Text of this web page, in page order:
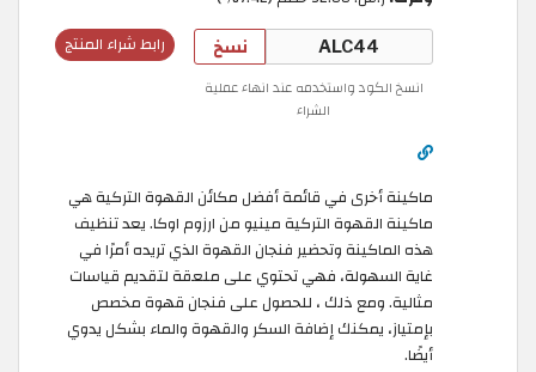
رابط شراء المنتج نسخ
انسخ الكود واستخدمه عند انهاء عملية
الشراء
ماكينة أخرى في قائمة أفضل مكائن القهوة التركية هي
ماكينة القهوة التركية مينيو من ارزوم اوكا. يعد تنظيف
هذه الماكينة وتحضير فنجان القهوة الذي تريده أمرًا في
غاية السهولة، فهي تحتوي على ملعقة لتقديم قياسات
مثالية. ومع ذلك ، للحصول على فنجان قهوة مخصص
بإمتياز، يمكنك إضافة السكر والقهوة والماء بشكل يدوي
أيضًا.